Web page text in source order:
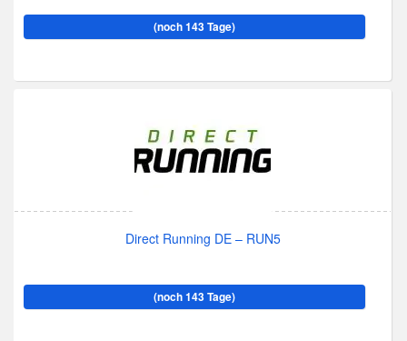
(noch 143 Tage)
Direct Running DE – RUN5
(noch 143 Tage)